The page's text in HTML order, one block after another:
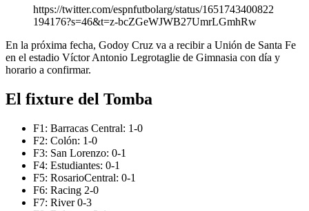
https://twitter.com/espnfutbolarg/status/1651743400822
194176?s=46&t=z-bcZGeWJWB27UmrLGmhRw
En la próxima fecha, Godoy Cruz va a recibir a Unión de Santa Fe
en el estadio Víctor Antonio Legrotaglie de Gimnasia con día y
horario a confirmar.
El fixture del Tomba
F1: Barracas Central: 1-0
F2: Colón: 1-0
F3: San Lorenzo: 0-1
F4: Estudiantes: 0-1
F5: RosarioCentral: 0-1
F6: Racing 2-0
F7: River 0-3